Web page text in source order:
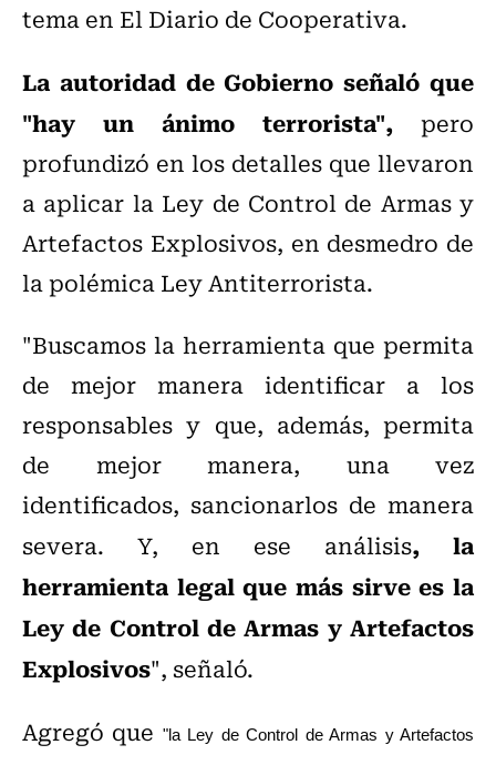
tema en El Diario de Cooperativa.
La autoridad de Gobierno señaló que
"hay un ánimo terrorista", pero
profundizó en los detalles que llevaron
a aplicar la Ley de Control de Armas y
Artefactos Explosivos, en desmedro de
la polémica Ley Antiterrorista.
"Buscamos la herramienta que permita
de mejor manera identificar a los
responsables y que, además, permita
de mejor manera, una vez
identificados, sancionarlos de manera
severa. Y, en ese análisis, la
herramienta legal que más sirve es la
Ley de Control de Armas y Artefactos
Explosivos", señaló.
Agregó que "la Ley de Control de Armas y Artefactos